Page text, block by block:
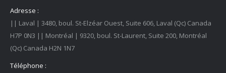
Adresse :
|| Laval | 3480, boul. St-Elzéar Ouest, Suite 606, Laval (Qc) Canada
H7P 0N3 || Montréal | 9320, boul. St-Laurent, Suite 200, Montréal
(Qc) Canada H2N 1N7
Téléphone :